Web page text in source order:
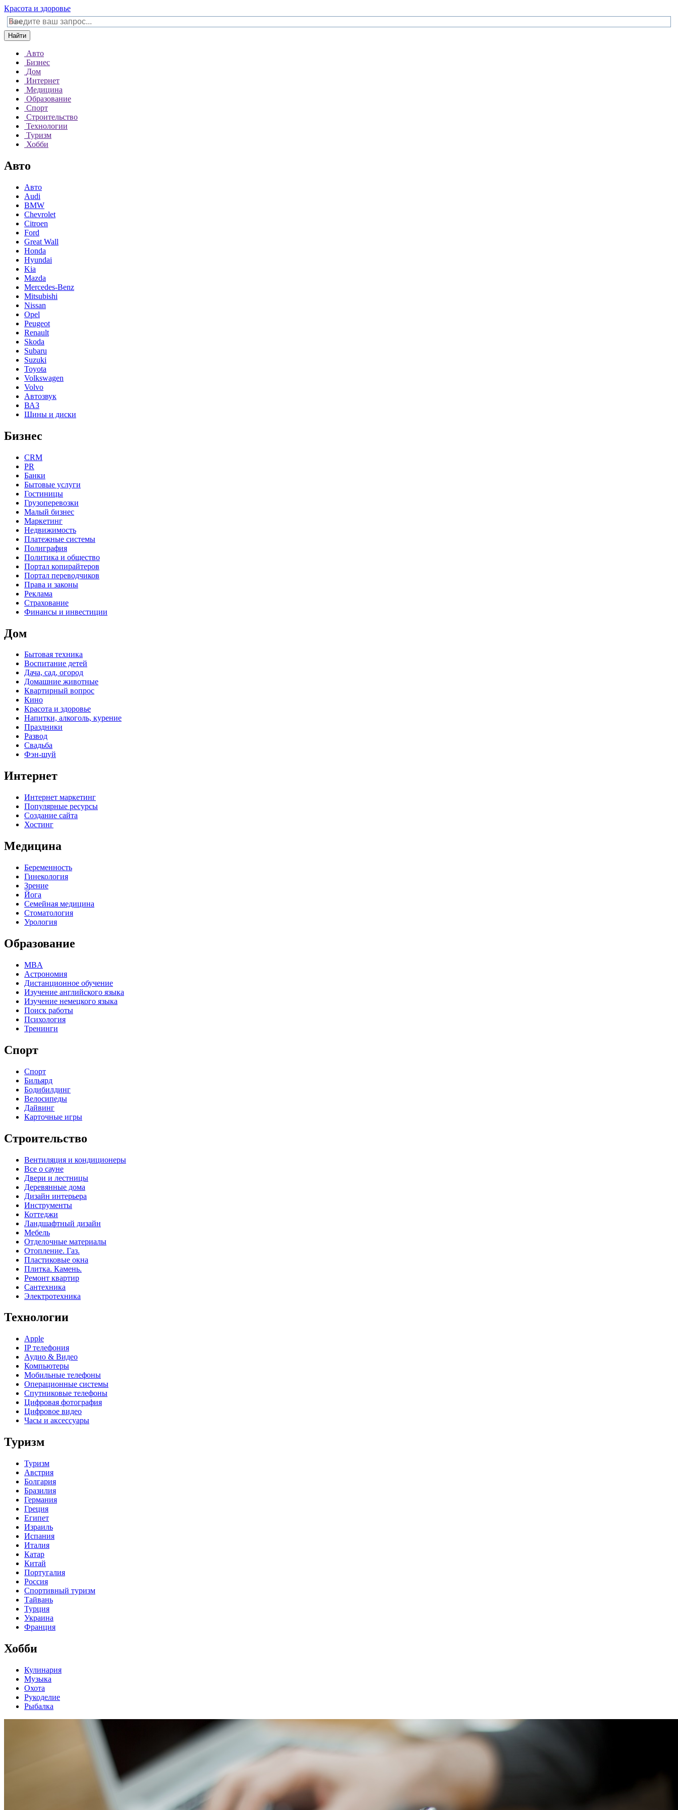
Красота и здоровье
Найти
Авто
Бизнес
Дом
Интернет
Медицина
Образование
Спорт
Строительство
Технологии
Туризм
Хобби
Авто
Авто
Audi
BMW
Chevrolet
Citroen
Ford
Great Wall
Honda
Hyundai
Kia
Mazda
Mercedes-Benz
Mitsubishi
Nissan
Opel
Peugeot
Renault
Skoda
Subaru
Suzuki
Toyota
Volkswagen
Volvo
Автозвук
ВАЗ
Шины и диски
Бизнес
CRM
PR
Банки
Бытовые услуги
Гостиницы
Грузоперевозки
Малый бизнес
Маркетинг
Недвижимость
Платежные системы
Полиграфия
Политика и общество
Портал копирайтеров
Портал переводчиков
Права и законы
Реклама
Страхование
Финансы и инвестиции
Дом
Бытовая техника
Воспитание детей
Дача, сад, огород
Домашние животные
Квартирный вопрос
Кино
Красота и здоровье
Напитки, алкоголь, курение
Праздники
Развод
Свадьба
Фэн-шуй
Интернет
Интернет маркетинг
Популярные ресурсы
Создание сайта
Хостинг
Медицина
Беременность
Гинекология
Зрение
Йога
Семейная медицина
Стоматология
Урология
Образование
MBA
Астрономия
Дистанционное обучение
Изучение английского языка
Изучение немецкого языка
Поиск работы
Психология
Тренинги
Спорт
Спорт
Бильярд
Бодибилдинг
Велосипеды
Дайвинг
Карточные игры
Строительство
Вентиляция и кондиционеры
Все о сауне
Двери и лестницы
Деревянные дома
Дизайн интерьера
Инструменты
Коттеджи
Ландшафтный дизайн
Мебель
Отделочные материалы
Отопление. Газ.
Пластиковые окна
Плитка. Камень.
Ремонт квартир
Сантехника
Электротехника
Технологии
Apple
IP телефония
Аудио & Видео
Компьютеры
Мобильные телефоны
Операционные системы
Спутниковые телефоны
Цифровая фотография
Цифровое видео
Часы и аксессуары
Туризм
Туризм
Австрия
Болгария
Бразилия
Германия
Греция
Египет
Израиль
Испания
Италия
Катар
Китай
Португалия
Россия
Спортивный туризм
Тайвань
Турция
Украина
Франция
Хобби
Кулинария
Музыка
Охота
Рукоделие
Рыбалка